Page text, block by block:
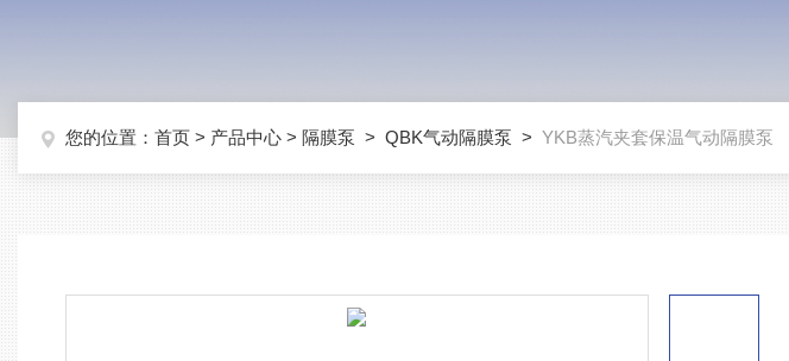
您的位置： 首页 > 产品中心 > 隔膜泵 > QBK气动隔膜泵 > YKB蒸汽夹套保温气动隔膜泵